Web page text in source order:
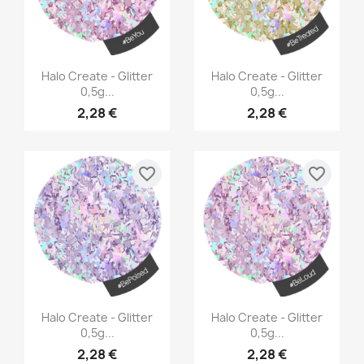
Aperçu rapide
Halo Create - Glitter
0,5g...
2,28 €
Aperçu rapide
Halo Create - Glitter
0,5g...
2,28 €
Aperçu rapide
Halo Create - Glitter
0,5g...
2,28 €
favorite_border
Aperçu rapide
Halo Create - Glitter
0,5g...
2,28 €
favorite_border